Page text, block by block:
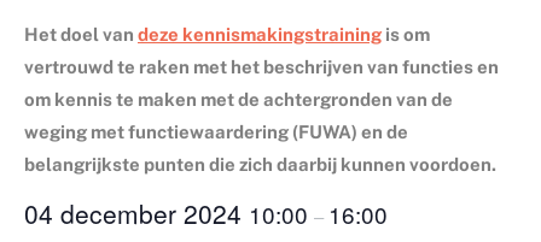
Het doel van deze kennismakingstraining is om
vertrouwd te raken met het beschrijven van functies en
om kennis te maken met de achtergronden van de
weging met functiewaardering (FUWA) en de
belangrijkste punten die zich daarbij kunnen voordoen.
04 december 2024 10:00 – 16:00